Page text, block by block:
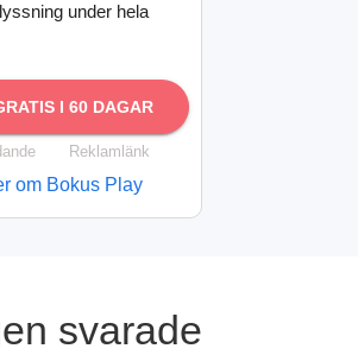
under hela
I 60 DAGAR
Reklamlänk
om Bokus Play
svarade